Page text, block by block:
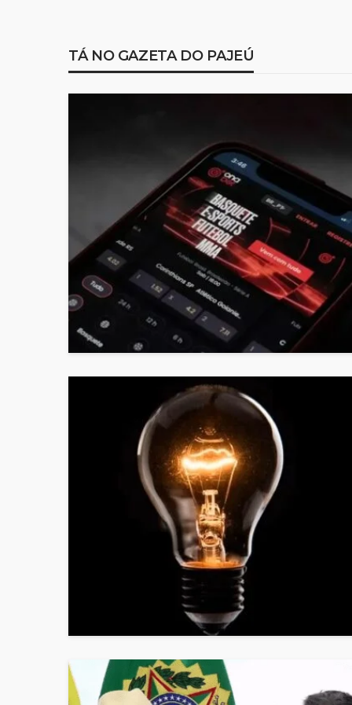
TÁ NO GAZETA DO PAJEÚ